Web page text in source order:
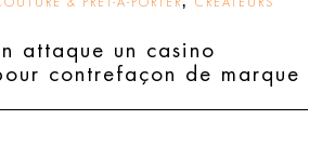
& PRÊT-À-PORTER CRÉATEURS
attaque un casino
contrefaçon de marque